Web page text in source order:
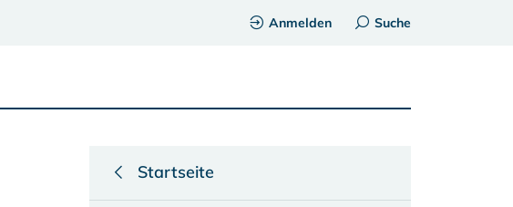
Anmelden Suche
Startseite